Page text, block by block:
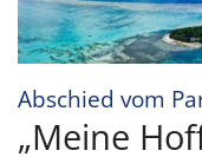
Abschied vom
„Meine